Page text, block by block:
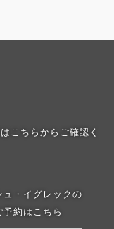
こちらからご確認く
ュ・イグレックの
予約はこちら